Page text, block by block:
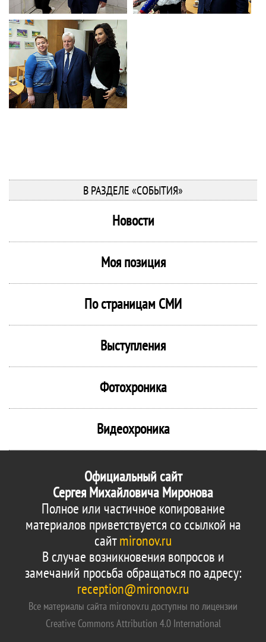
В РАЗДЕЛЕ «СОБЫТИЯ»
Новости
Моя позиция
По страницам СМИ
Выступления
Фотохроника
Видеохроника
Официальный сайт
Сергея Михайловича Миронова
Полное или частичное копирование
материалов приветствуется со ссылкой на
сайтmironov.ru
В случае возникновения вопросов и
замечаний просьба обращаться по адресу:
reception@mironov.ru
Все материалы сайта mironov.ru доступны по лицензии
Creative Commons Attribution 4.0 International